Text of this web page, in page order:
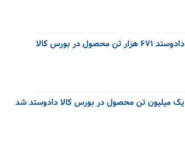
دادوستد ۶۷۱ هزار تن محصول در بورس کالا
یک میلیون تن محصول در بورس کالا دادوستد شد